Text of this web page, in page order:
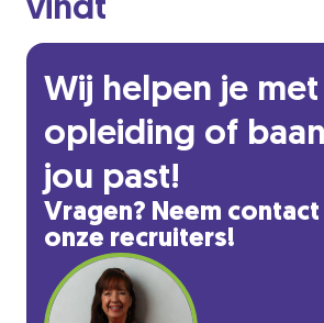
vindt
Wij helpen je
opleiding of
jou past!
Vragen? Neem
onze recruiters!